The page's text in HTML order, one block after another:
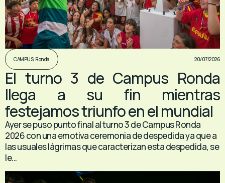
CAMPUS, Ronda 20/07/2026
El turno 3 de Campus Ronda
llega a su fin mientras
festejamos triunfo en el mundial
Ayer se puso punto final al turno 3 de Campus Ronda
2026 con una emotiva ceremonia de despedida ya que a
las usuales lágrimas que caracterizan esta despedida, se
le...